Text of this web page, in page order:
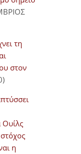
τη
στον
Ουίλς
η